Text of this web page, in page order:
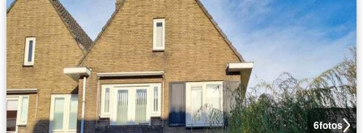
6fotos